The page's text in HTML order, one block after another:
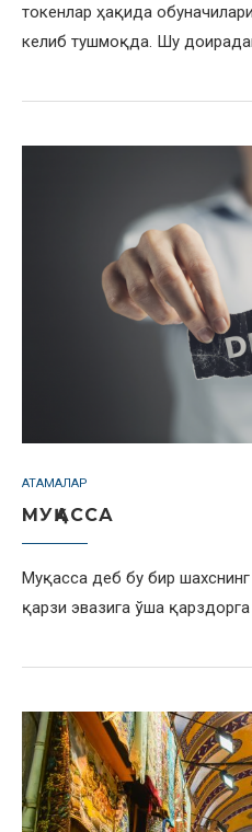
токенлар ҳақида
келиб тушмоқда. Шу
АТАМАЛАР
МУҚАССА
Муқасса деб бу бир
қарзи эвазига ўша